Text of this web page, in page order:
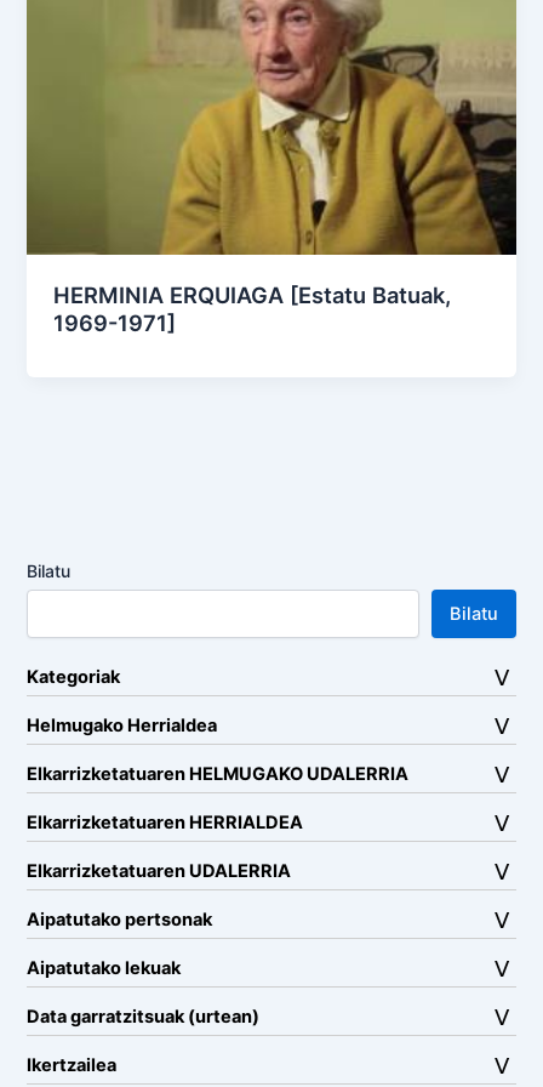
HERMINIA ERQUIAGA [Estatu Batuak,
1969-1971]
Bilatu
Bilatu
Kategoriak
Helmugako Herrialdea
Elkarrizketatuaren HELMUGAKO UDALERRIA
Elkarrizketatuaren HERRIALDEA
Elkarrizketatuaren UDALERRIA
Aipatutako pertsonak
Aipatutako lekuak
Data garratzitsuak (urtean)
Ikertzailea